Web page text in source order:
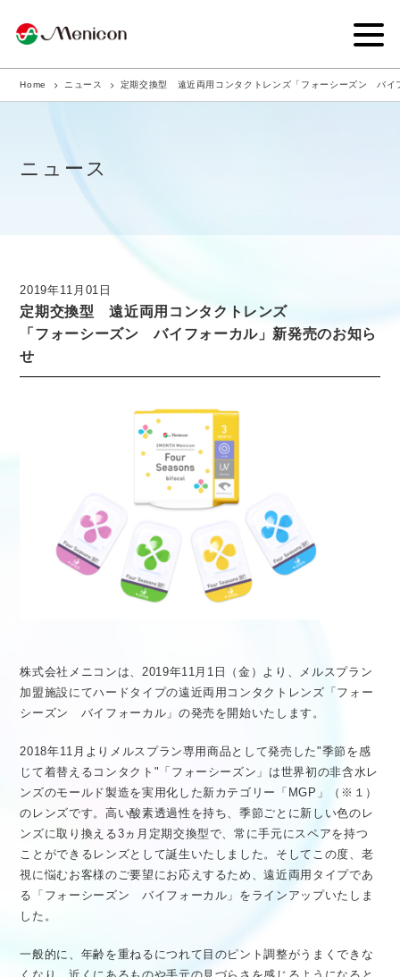
企業情報
商品サイト
ニュース
採用情報
GLOBAL
Home ニュース 定期交換型 遠近両用コンタクトレンズ「フォーシーズン バイ
ニュース
2019年11月01日
定期交換型 遠近両用コンタクトレンズ
「フォーシーズン バイフォーカル」新発売のお知ら
せ
株式会社メニコンは、2019年11月1日（金）より、メルスプラン
加盟施設にてハードタイプの遠近両用コンタクトレンズ「フォー
シーズン バイフォーカル」の発売を開始いたします。
2018年11月よりメルスプラン専用商品として発売した"季節を感
じて着替えるコンタクト"「フォーシーズン」は世界初の非含水レ
ンズのモールド製造を実用化した新カテゴリー「MGP」（※１）
のレンズです。高い酸素透過性を持ち、季節ごとに新しい色のレ
ンズに取り換える3ヵ月定期交換型で、常に手元にスペアを持つ
ことができるレンズとして誕生いたしました。そしてこの度、老
視に悩むお客様のご要望にお応えするため、遠近両用タイプであ
る「フォーシーズン バイフォーカル」をラインアップいたしま
した。
一般的に、年齢を重ねるにつれて目のピント調整がうまくできな